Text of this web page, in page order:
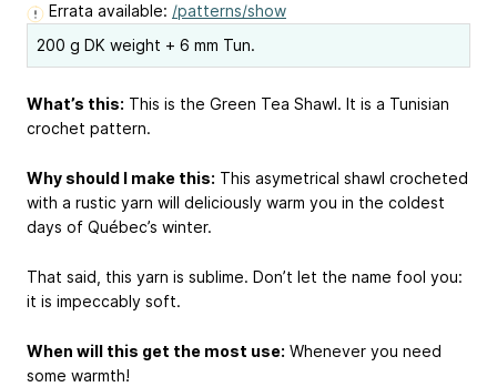
Errata available: /patterns/show
200 g DK weight + 6 mm Tun.
What’s this: This is the Green Tea Shawl. It is a Tunisian
crochet pattern.
Why should I make this: This asymetrical shawl crocheted
with a rustic yarn will deliciously warm you in the coldest
days of Québec’s winter.
That said, this yarn is sublime. Don’t let the name fool you:
it is impeccably soft.
When will this get the most use: Whenever you need
some warmth!